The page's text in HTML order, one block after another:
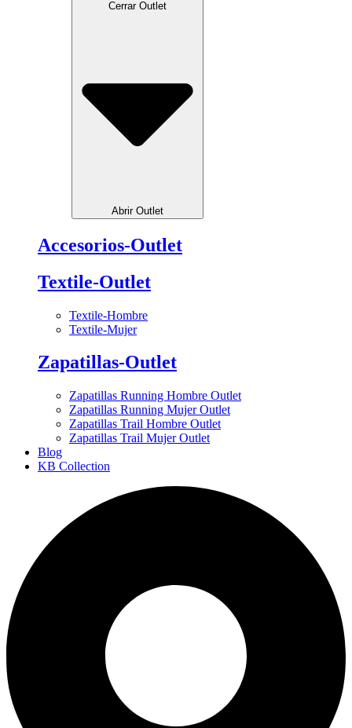
Cerrar Outlet
Abrir Outlet
Accesorios-Outlet
Textile-Outlet
Textile-Hombre
Textile-Mujer
Zapatillas-Outlet
Zapatillas Running Hombre Outlet
Zapatillas Running Mujer Outlet
Zapatillas Trail Hombre Outlet
Zapatillas Trail Mujer Outlet
Blog
KB Collection